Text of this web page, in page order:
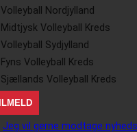
Volleyball Nordjylland
Midtjysk Volleyball Kreds
Volleyball Sydjylland
Fyns Volleyball Kreds
Sjællands Volleyball Kreds
Jeg vil gerne modtage